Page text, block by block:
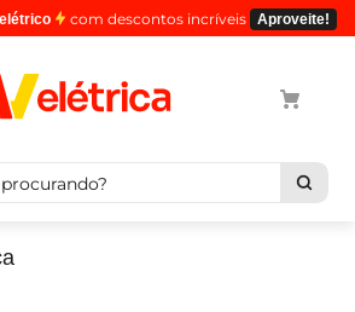
com descontos incríveis Aproveite!